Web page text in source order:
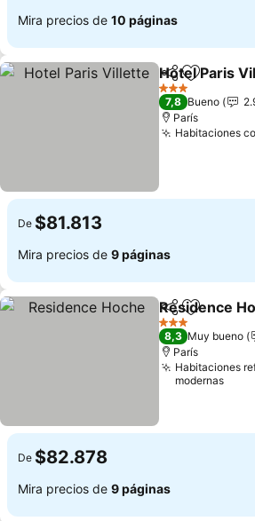
Mira precios de 10 páginas
Compartir
Agregar
Hotel Paris
3 Estrellas
7,8 Bueno
París
Habitaciones
De $81.813
Mira precios de 9 páginas
Compartir
Agregar
Residence
3 Estrellas
8,3 Muy bueno
París
Habitaciones
modernas
De $82.878
Mira precios de 9 páginas